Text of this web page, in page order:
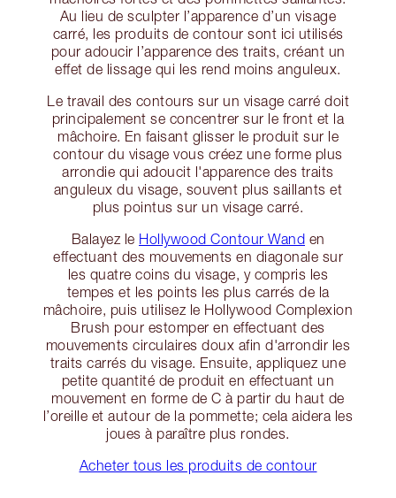
Au lieu de sculpter l’apparence d’un visage
carré, les produits de contour sont ici utilisés
pour adoucir l’apparence des traits, créant un
effet de lissage qui les rend moins anguleux.
Le travail des contours sur un visage carré doit
principalement se concentrer sur le front et la
mâchoire. En faisant glisser le produit sur le
contour du visage vous créez une forme plus
arrondie qui adoucit l'apparence des traits
anguleux du visage, souvent plus saillants et
plus pointus sur un visage carré.
Balayez le Hollywood Contour Wand en
effectuant des mouvements en diagonale sur
les quatre coins du visage, y compris les
tempes et les points les plus carrés de la
mâchoire, puis utilisez le Hollywood Complexion
Brush pour estomper en effectuant des
mouvements circulaires doux afin d'arrondir les
traits carrés du visage. Ensuite, appliquez une
petite quantité de produit en effectuant un
mouvement en forme de C à partir du haut de
l’oreille et autour de la pommette; cela aidera les
joues à paraître plus rondes.
Acheter tous les produits de contour